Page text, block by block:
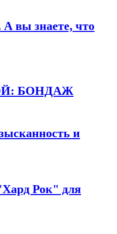
вы знаете, что
БОНДАЖ
и
Рок" для